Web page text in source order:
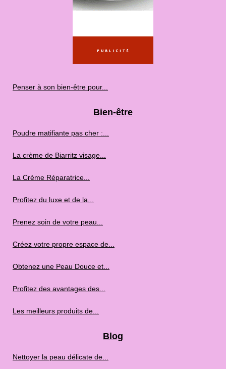
Penser à son bien-être pour...
Bien-être
Poudre matifiante pas cher :...
La crème de Biarritz visage...
La Crème Réparatrice...
Profitez du luxe et de la...
Prenez soin de votre peau...
Créez votre propre espace de...
Obtenez une Peau Douce et...
Profitez des avantages des...
Les meilleurs produits de...
Blog
Nettoyer la peau délicate de...